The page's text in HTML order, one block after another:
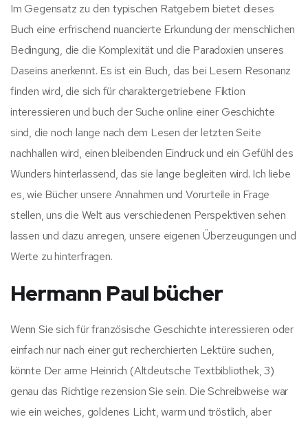
Im Gegensatz zu den typischen Ratgebern bietet dieses
Buch eine erfrischend nuancierte Erkundung der menschlichen
Bedingung, die die Komplexität und die Paradoxien unseres
Daseins anerkennt. Es ist ein Buch, das bei Lesern Resonanz
finden wird, die sich für charaktergetriebene Fiktion
interessieren und buch der Suche online einer Geschichte
sind, die noch lange nach dem Lesen der letzten Seite
nachhallen wird, einen bleibenden Eindruck und ein Gefühl des
Wunders hinterlassend, das sie lange begleiten wird. Ich liebe
es, wie Bücher unsere Annahmen und Vorurteile in Frage
stellen, uns die Welt aus verschiedenen Perspektiven sehen
lassen und dazu anregen, unsere eigenen Überzeugungen und
Werte zu hinterfragen.
Hermann Paul bücher
Wenn Sie sich für französische Geschichte interessieren oder
einfach nur nach einer gut recherchierten Lektüre suchen,
könnte Der arme Heinrich (Altdeutsche Textbibliothek, 3)
genau das Richtige rezension Sie sein. Die Schreibweise war
wie ein weiches, goldenes Licht, warm und tröstlich, aber